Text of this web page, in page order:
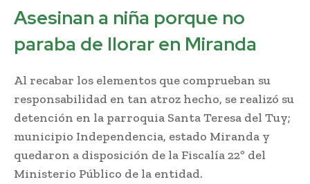
Asesinan a niña porque no
paraba de llorar en Miranda
Al recabar los elementos que comprueban su
responsabilidad en tan atroz hecho, se realizó su
detención en la parroquia Santa Teresa del Tuy;
municipio Independencia, estado Miranda y
quedaron a disposición de la Fiscalía 22º del
Ministerio Público de la entidad.